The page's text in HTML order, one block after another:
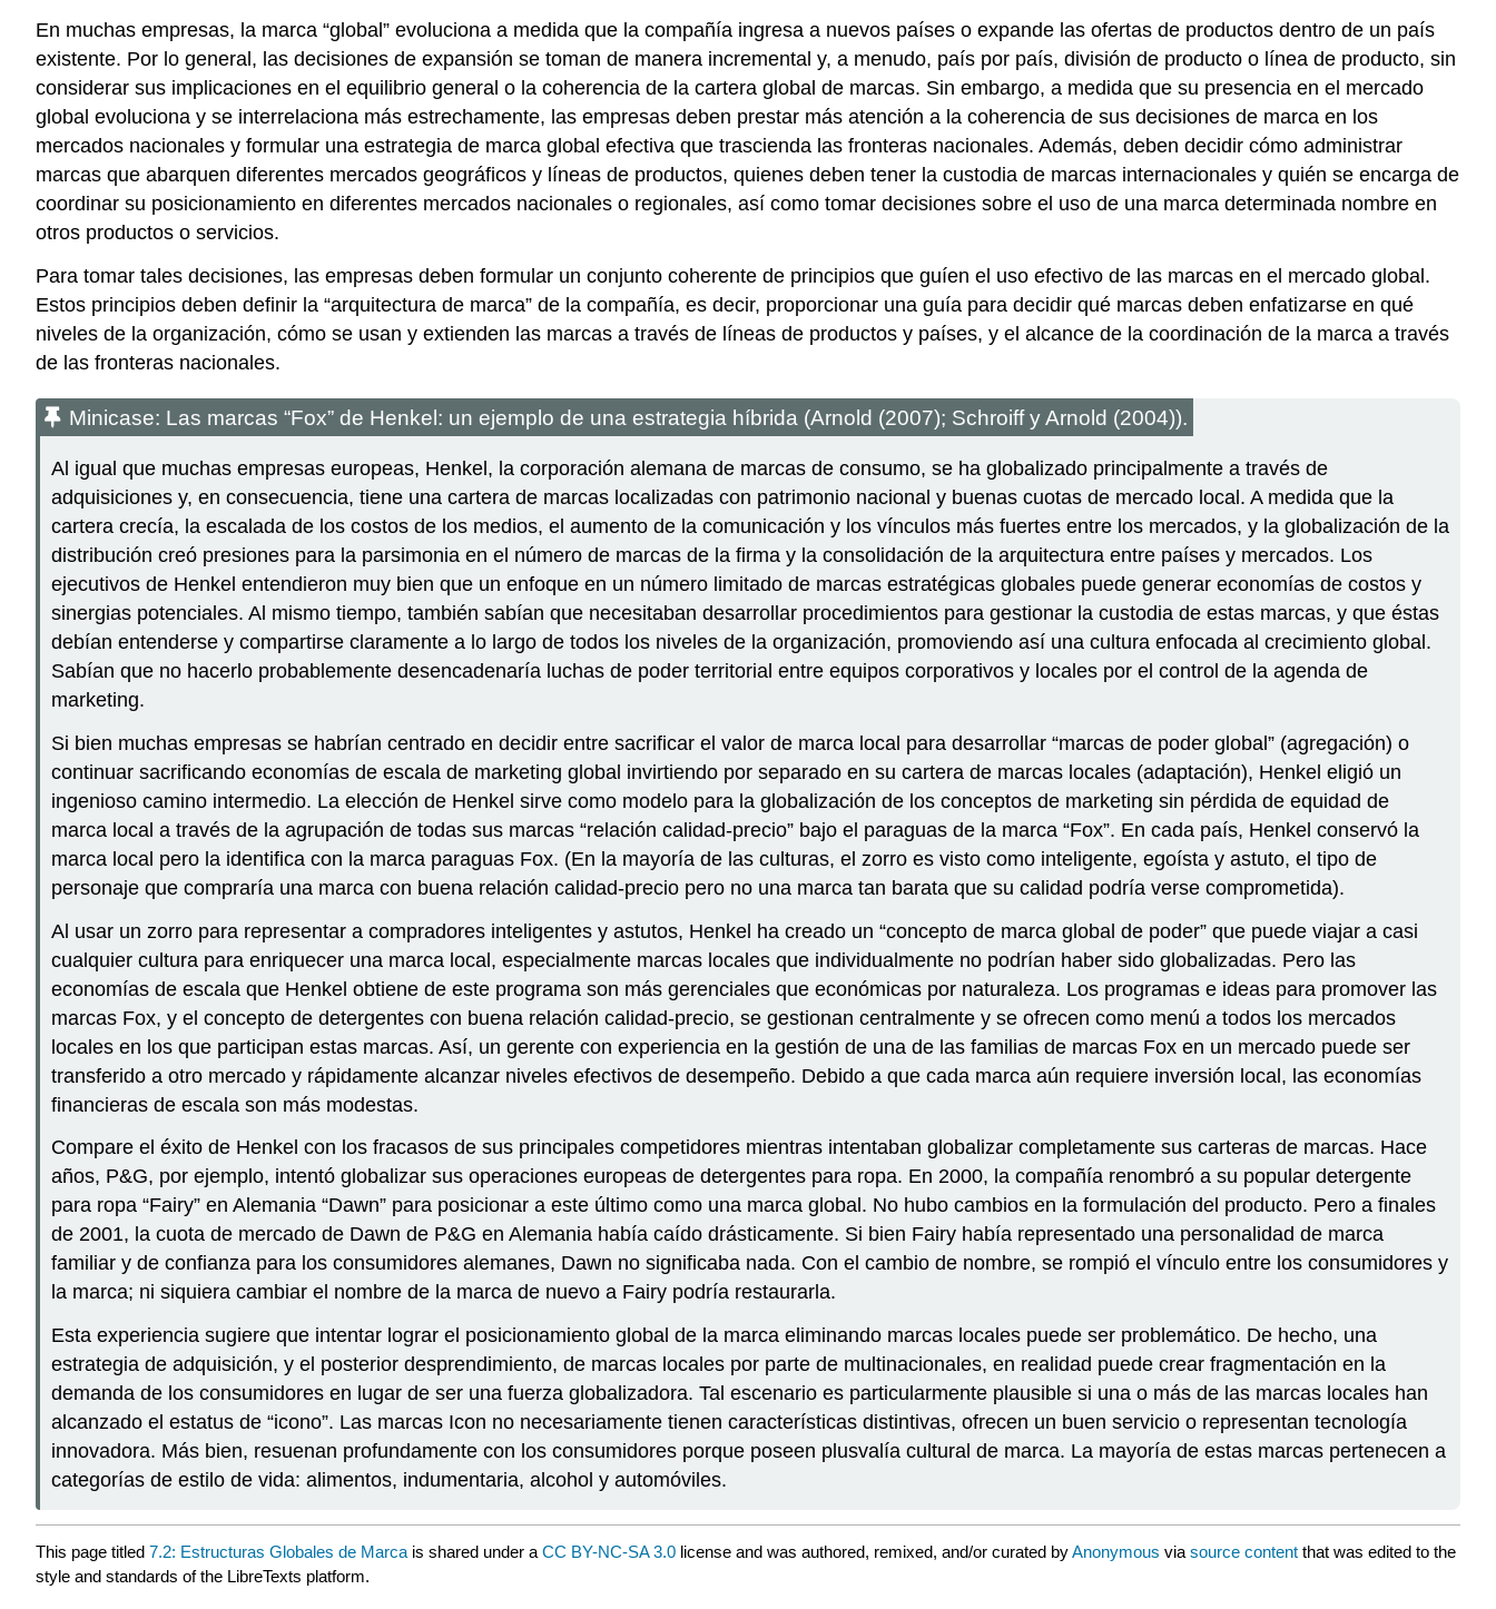
En muchas empresas, la marca “global” evoluciona a medida que la compañía ingresa a nuevos países o expande las ofertas de productos dentro de un país
existente. Por lo general, las decisiones de expansión se toman de manera incremental y, a menudo, país por país, división de producto o línea de producto, sin
considerar sus implicaciones en el equilibrio general o la coherencia de la cartera global de marcas. Sin embargo, a medida que su presencia en el mercado
global evoluciona y se interrelaciona más estrechamente, las empresas deben prestar más atención a la coherencia de sus decisiones de marca en los
mercados nacionales y formular una estrategia de marca global efectiva que trascienda las fronteras nacionales. Además, deben decidir cómo administrar
marcas que abarquen diferentes mercados geográficos y líneas de productos, quienes deben tener la custodia de marcas internacionales y quién se encarga de
coordinar su posicionamiento en diferentes mercados nacionales o regionales, así como tomar decisiones sobre el uso de una marca determinada nombre en
otros productos o servicios.
Para tomar tales decisiones, las empresas deben formular un conjunto coherente de principios que guíen el uso efectivo de las marcas en el mercado global.
Estos principios deben definir la “arquitectura de marca” de la compañía, es decir, proporcionar una guía para decidir qué marcas deben enfatizarse en qué
niveles de la organización, cómo se usan y extienden las marcas a través de líneas de productos y países, y el alcance de la coordinación de la marca a través
de las fronteras nacionales.
Minicase: Las marcas “Fox” de Henkel: un ejemplo de una estrategia híbrida (Arnold (2007); Schroiff y Arnold (2004)).
Al igual que muchas empresas europeas, Henkel, la corporación alemana de marcas de consumo, se ha globalizado principalmente a través de
adquisiciones y, en consecuencia, tiene una cartera de marcas localizadas con patrimonio nacional y buenas cuotas de mercado local. A medida que la
cartera crecía, la escalada de los costos de los medios, el aumento de la comunicación y los vínculos más fuertes entre los mercados, y la globalización de la
distribución creó presiones para la parsimonia en el número de marcas de la firma y la consolidación de la arquitectura entre países y mercados. Los
ejecutivos de Henkel entendieron muy bien que un enfoque en un número limitado de marcas estratégicas globales puede generar economías de costos y
sinergias potenciales. Al mismo tiempo, también sabían que necesitaban desarrollar procedimientos para gestionar la custodia de estas marcas, y que éstas
debían entenderse y compartirse claramente a lo largo de todos los niveles de la organización, promoviendo así una cultura enfocada al crecimiento global.
Sabían que no hacerlo probablemente desencadenaría luchas de poder territorial entre equipos corporativos y locales por el control de la agenda de
marketing.
Si bien muchas empresas se habrían centrado en decidir entre sacrificar el valor de marca local para desarrollar “marcas de poder global” (agregación) o
continuar sacrificando economías de escala de marketing global invirtiendo por separado en su cartera de marcas locales (adaptación), Henkel eligió un
ingenioso camino intermedio. La elección de Henkel sirve como modelo para la globalización de los conceptos de marketing sin pérdida de equidad de
marca local a través de la agrupación de todas sus marcas “relación calidad-precio” bajo el paraguas de la marca “Fox”. En cada país, Henkel conservó la
marca local pero la identifica con la marca paraguas Fox. (En la mayoría de las culturas, el zorro es visto como inteligente, egoísta y astuto, el tipo de
personaje que compraría una marca con buena relación calidad-precio pero no una marca tan barata que su calidad podría verse comprometida).
Al usar un zorro para representar a compradores inteligentes y astutos, Henkel ha creado un “concepto de marca global de poder” que puede viajar a casi
cualquier cultura para enriquecer una marca local, especialmente marcas locales que individualmente no podrían haber sido globalizadas. Pero las
economías de escala que Henkel obtiene de este programa son más gerenciales que económicas por naturaleza. Los programas e ideas para promover las
marcas Fox, y el concepto de detergentes con buena relación calidad-precio, se gestionan centralmente y se ofrecen como menú a todos los mercados
locales en los que participan estas marcas. Así, un gerente con experiencia en la gestión de una de las familias de marcas Fox en un mercado puede ser
transferido a otro mercado y rápidamente alcanzar niveles efectivos de desempeño. Debido a que cada marca aún requiere inversión local, las economías
financieras de escala son más modestas.
Compare el éxito de Henkel con los fracasos de sus principales competidores mientras intentaban globalizar completamente sus carteras de marcas. Hace
años, P&G, por ejemplo, intentó globalizar sus operaciones europeas de detergentes para ropa. En 2000, la compañía renombró a su popular detergente
para ropa “Fairy” en Alemania “Dawn” para posicionar a este último como una marca global. No hubo cambios en la formulación del producto. Pero a finales
de 2001, la cuota de mercado de Dawn de P&G en Alemania había caído drásticamente. Si bien Fairy había representado una personalidad de marca
familiar y de confianza para los consumidores alemanes, Dawn no significaba nada. Con el cambio de nombre, se rompió el vínculo entre los consumidores y
la marca; ni siquiera cambiar el nombre de la marca de nuevo a Fairy podría restaurarla.
Esta experiencia sugiere que intentar lograr el posicionamiento global de la marca eliminando marcas locales puede ser problemático. De hecho, una
estrategia de adquisición, y el posterior desprendimiento, de marcas locales por parte de multinacionales, en realidad puede crear fragmentación en la
demanda de los consumidores en lugar de ser una fuerza globalizadora. Tal escenario es particularmente plausible si una o más de las marcas locales han
alcanzado el estatus de “icono”. Las marcas Icon no necesariamente tienen características distintivas, ofrecen un buen servicio o representan tecnología
innovadora. Más bien, resuenan profundamente con los consumidores porque poseen plusvalía cultural de marca. La mayoría de estas marcas pertenecen a
categorías de estilo de vida: alimentos, indumentaria, alcohol y automóviles.
This page titled 7.2: Estructuras Globales de Marca is shared under a CC BY-NC-SA 3.0 license and was authored, remixed, and/or curated byAnonymous via source content that was edited to the
style and standards of the LibreTexts platform.